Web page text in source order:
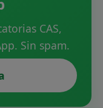
CAS,
Sin spam.